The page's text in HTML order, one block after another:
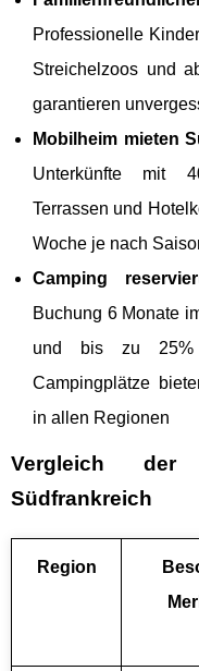
Professionelle
Streichelzoos und
garantieren
Mobilheim mieten
Unterkünfte mit
Terrassen und
Woche je nach
Camping
Buchung 6 Monate
und bis zu 25%
Campingplätze
in allen Regionen
Vergleich der
Südfrankreich
Region